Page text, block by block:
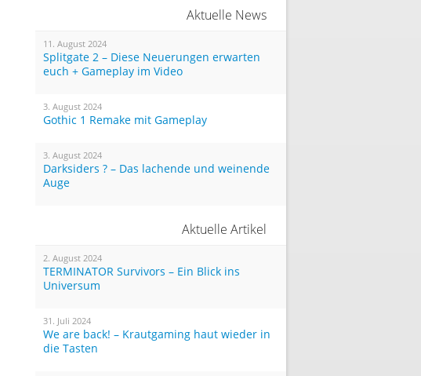
Aktuelle News
11. August 2024
Splitgate 2 – Diese Neuerungen erwarten
euch + Gameplay im Video
3. August 2024
Gothic 1 Remake mit Gameplay
3. August 2024
Darksiders ? – Das lachende und weinende
Auge
Aktuelle Artikel
2. August 2024
TERMINATOR Survivors – Ein Blick ins
Universum
31. Juli 2024
We are back! – Krautgaming haut wieder in
die Tasten